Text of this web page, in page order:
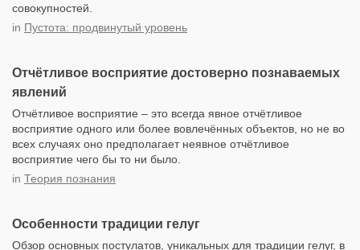
совокупностей.
in Пустота: продвинутый уровень
Отчётливое восприятие достоверно познаваемых
явлений
Отчётливое восприятие – это всегда явное отчётливое
восприятие одного или более вовлечённых объектов, но не во
всех случаях оно предполагает неявное отчётливое
восприятие чего бы то ни было.
in Теория познания
Особенности традиции гелуг
Обзор основных постулатов, уникальных для традиции гелуг, в